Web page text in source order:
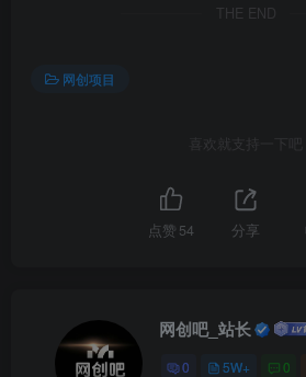
THE END
网创项目
喜欢就支持一下吧
点赞 54 分享
网创吧_站长
0 5W+ 0